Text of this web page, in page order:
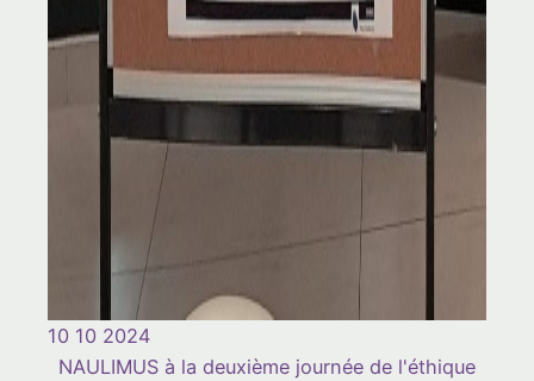
10 10 2024
NAULIMUS à la deuxième journée de l'éthique